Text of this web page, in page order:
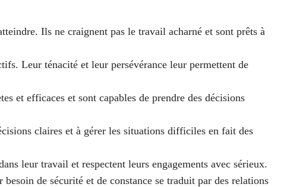
Ils ne craignent pas le travail acharné et sont prêts à
Leur ténacité et leur persévérance leur permettent de
et efficaces et sont capables de prendre des décisions
claires et à gérer les situations difficiles en fait des
leur travail et respectent leurs engagements avec sérieux.
de sécurité et de constance se traduit par des relations